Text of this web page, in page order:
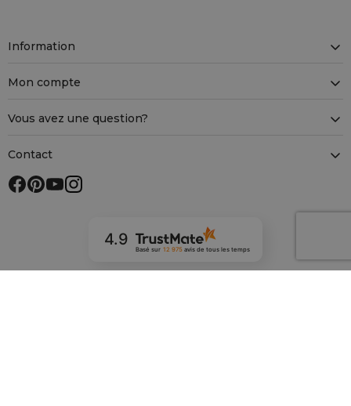
Information
Mon compte
Vous avez une question?
Contact
4.9
Basé sur 12 975 avisde tous les temps